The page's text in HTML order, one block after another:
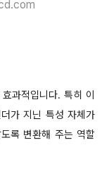
과적입니다. 특히 이
가 지닌 특성 자체가
록 변환해 주는 역할